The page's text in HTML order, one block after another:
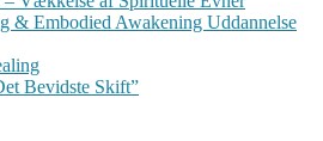
& Embodied Awakening Uddannelse
Bevidste Skift”